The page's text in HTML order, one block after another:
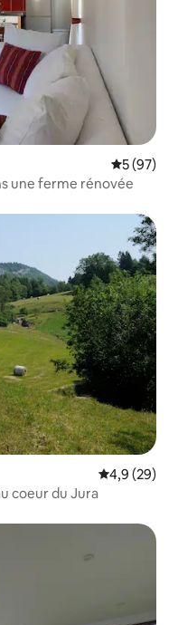
5 (97)
Grand Logement + extérieur dans une ferme rénovée
Évaluation
4,9 (29)
coeur du Jura